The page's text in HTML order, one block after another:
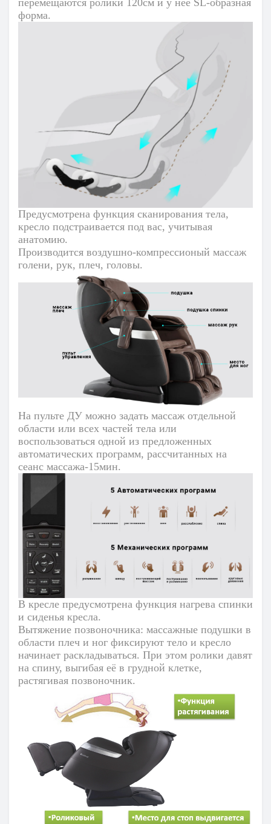
форма.
Предусмотрена функция сканирования тела,
кресло подстраивается под вас, учитывая
анатомию.
Производится воздушно-компрессионый массаж
голени, рук, плеч, головы.
На пульте ДУ можно задать массаж отдельной
области или всех частей тела или
воспользоваться одной из предложенных
автоматических программ, рассчитанных на
сеанс массажа-15мин.
В кресле предусмотрена функция нагрева спинки
и сиденья кресла.
Вытяжение позвоночника: массажные подушки в
области плеч и ног фиксируют тело и кресло
начинает раскладываться. При этом ролики давят
на спину, выгибая её в грудной клетке,
растягивая позвоночник.